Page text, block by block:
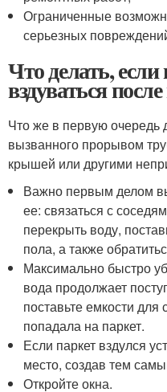
Ограниченные
серьезных
Что делать,
вздуваться
Что же в первую очередь
вызванного прорывом
крышей или другими
Важно первым делом
ее: связаться с
перекрыть воду,
пола, а также
Максимально быстро
вода продолжает
поставьте емкости
попадала на паркет.
Если паркет вздулся
место, создав тем
Откройте окна.